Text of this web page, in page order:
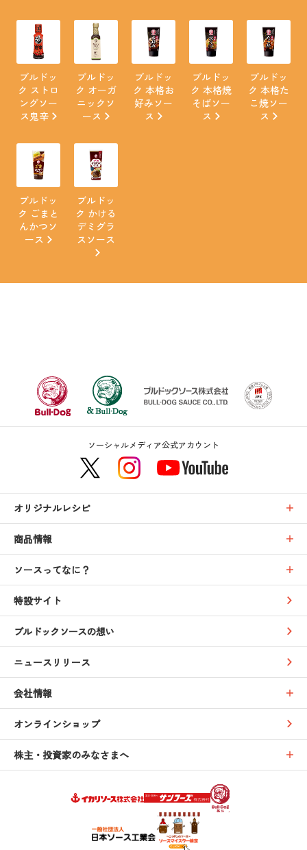
ブルドッ
ク ストロ
ングソー
ス鬼辛
ブルドッ
ク オーガ
ニックソ
ース
ブルドッ
ク 本格お
好みソー
ス
ブルドッ
ク 本格焼
そばソー
ス
ブルドッ
ク 本格た
こ焼ソー
ス
ブルドッ
ク ごまと
んかつソ
ース
ブルドッ
ク かける
デミグラ
スソース
ソーシャルメディア公式アカウント
オリジナルレシピ
商品情報
ソースってなに？
特設サイト
ブルドックソースの想い
ニュースリリース
会社情報
オンラインショップ
株主・投資家のみなさまへ